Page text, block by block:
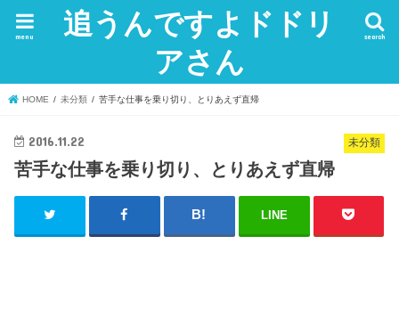
追うんですよドドリ
アさん
search
menu
HOME 未分類 苦手な仕事を乗り切り、とりあえず直帰
未分類
2016.11.22
苦手な仕事を乗り切り、とりあえず直帰
LINE